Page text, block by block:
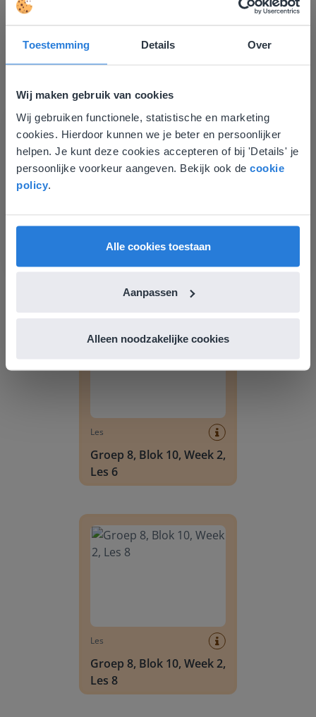
Toestemming Details Over
Wij maken gebruik van cookies
Wij gebruiken functionele, statistische en marketing
cookies. Hierdoor kunnen we je beter en persoonlijker
helpen. Je kunt deze cookies accepteren of bij 'Details' je
persoonlijke voorkeur aangeven. Bekijk ook de cookie
policy
Alle cookies toestaan
Aanpassen
Alleen noodzakelijke cookies
Ontdek meer!
Groep 8, Blok 9, Week 3, Les 11
Les
Groep 8, Blok 9, Week 3,
Les 11
Groep 8, Blok 10, Week 2, Les 6
Les
Groep 8, Blok 10, Week 2,
Les 6
Les
Groep 8, Blok 10, Week 2,
Les 8
Deze website komt niet
overeen met je locatie
Gezien je locatie, denken we dat je misschien
liever naar de website voor English gaat. Hier
English
Vlaanderen